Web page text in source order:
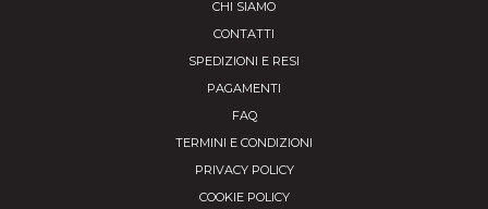
CHI SIAMO
CONTATTI
SPEDIZIONI E RESI
PAGAMENTI
FAQ
TERMINI E CONDIZIONI
PRIVACY POLICY
COOKIE POLICY